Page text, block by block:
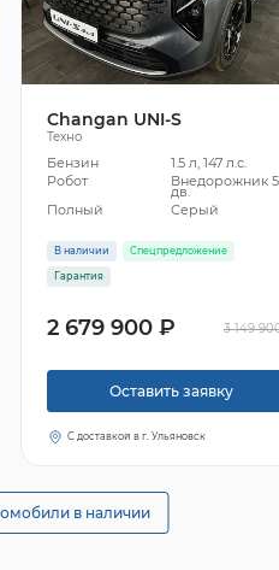
Changan UNI-S
Техно
Бензин
1.5 л, 147 л.с.
Робот
Внедорожник 5
дв.
Полный
Серый
В наличии Спецпредложение
Гарантия
2 679 900 ₽ 3 149
Оставить заявку
С доставкой в г. Ульяновск
в наличии